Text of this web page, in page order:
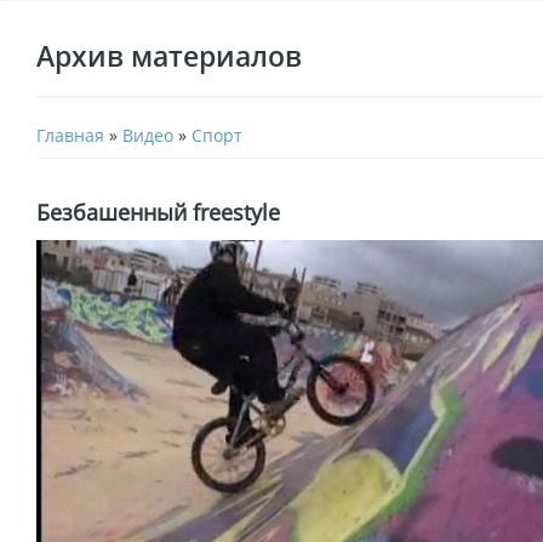
Архив материалов
Главная » Видео » Спорт
Безбашенный freestyle